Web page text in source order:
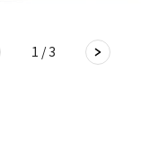
1 / 3